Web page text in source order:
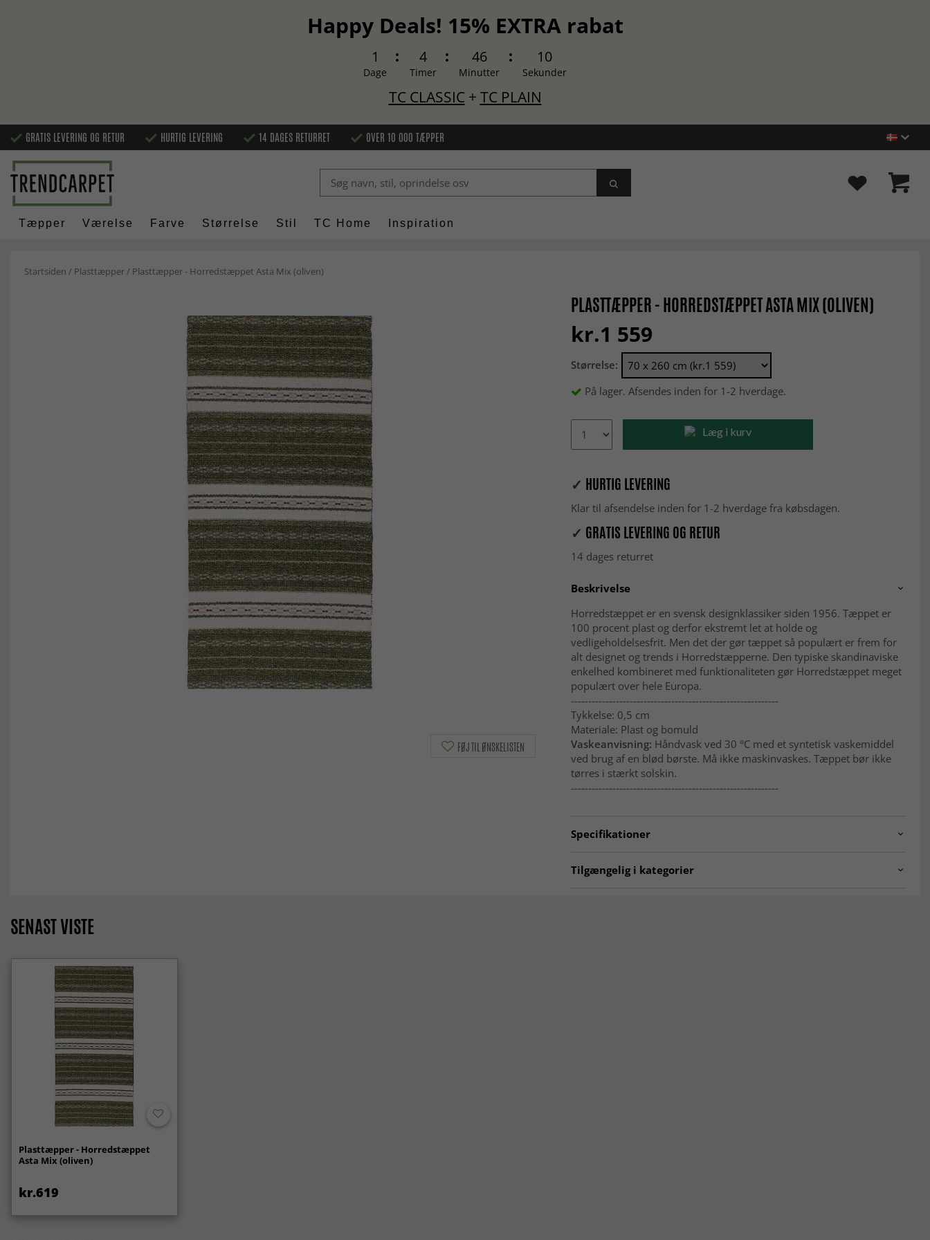
Happy Deals! 15% EXTRA rabat
1
Dage
4
Timer
46
Minutter
9
Sekunder
TC CLASSIC+ TC PLAIN
GRATIS LEVERING OG RETUR HURTIG LEVERING 14 DAGES RETURRET OVER 10 000 TÆPPER
Tæpper Værelse Farve Størrelse Stil TC Home Inspiration
Startsiden / Plasttæpper/ Plasttæpper - Horredstæppet Asta Mix (oliven)
PLASTTÆPPER - HORREDSTÆPPET ASTA MIX (OLIVEN)
kr.1 559
Størrelse:
På lager. Afsendes inden for 1-2 hverdage.
Læg i kurv
✓ HURTIG LEVERING
Klar til afsendelse inden for 1-2 hverdage fra købsdagen.
✓ GRATIS LEVERING OG RETUR
14 dages returret
Beskrivelse
Horredstæppet er en svensk designklassiker siden 1956. Tæppet er
100 procent plast og derfor ekstremt let at holde og
vedligeholdelsesfrit. Men det der gør tæppet så populært er frem for
alt designet og trends i Horredstæpperne. Den typiske skandinaviske
enkelhed kombineret med funktionaliteten gør Horredstæppet meget
populært over hele Europa.
------------------------------------------------------------
Tykkelse: 0,5 cm
Materiale: Plast og bomuld
Vaskeanvisning: Håndvask ved 30 °C med et syntetisk vaskemiddel
ved brug af en blød børste. Må ikke maskinvaskes. Tæppet bør ikke
tørres i stærkt solskin.
------------------------------------------------------------
Specifikationer
Tilgængelig i kategorier
FØJ TIL ØNSKELISTEN
SENAST VISTE
Plasttæpper - Horredstæppet
Asta Mix (oliven)
kr.619